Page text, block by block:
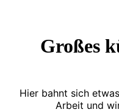
Großes
Hier bahnt sich
Arbeit und